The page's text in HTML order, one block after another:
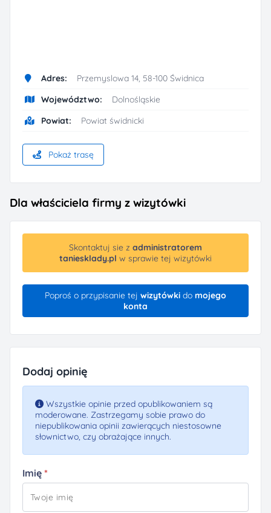
Adres:
Przemyslowa 14, 58-100 Świdnica
Województwo:
Dolnośląskie
Powiat:
Powiat świdnicki
Pokaż trasę
Dla właściciela firmy z wizytówki
Skontaktuj sie z administratorem
taniesklady.pl w sprawie tej wizytówki
Poproś o przypisanie tej wizytówkido mojego
konta
Dodaj opinię
Wszystkie opinie przed opublikowaniem są
moderowane. Zastrzegamy sobie prawo do
niepublikowania opinii zawierących niestosowne
słownictwo, czy obrażające innych.
Imię